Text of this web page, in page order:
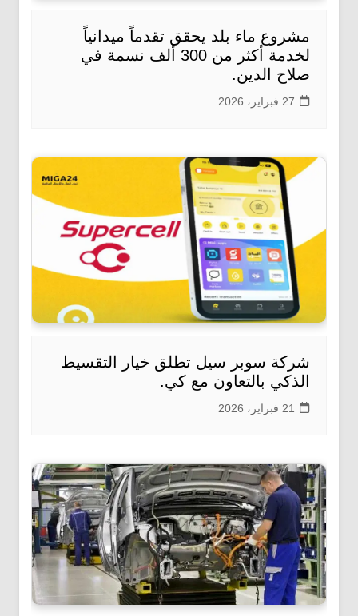
مشروع ماء بلد يحقق تقدماً ميدانياً
لخدمة أكثر من 300 ألف نسمة في
صلاح الدين.
27 فبراير، 2026
شركة سوبر سيل تطلق خيار التقسيط
الذكي بالتعاون مع كي.
21 فبراير، 2026